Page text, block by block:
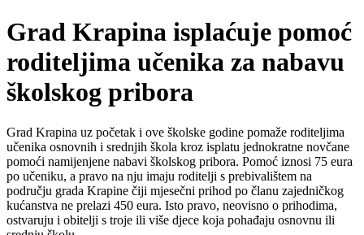
Grad Krapina isplaćuje pomoć
roditeljima učenika za nabavu
školskog pribora
Grad Krapina uz početak i ove školske godine pomaže roditeljima
učenika osnovnih i srednjih škola kroz isplatu jednokratne novčane
pomoći namijenjene nabavi školskog pribora. Pomoć iznosi 75 eura
po učeniku, a pravo na nju imaju roditelji s prebivalištem na
području grada Krapine čiji mjesečni prihod po članu zajedničkog
kućanstva ne prelazi 450 eura. Isto pravo, neovisno o prihodima,
ostvaruju i obitelji s troje ili više djece koja pohađaju osnovnu ili